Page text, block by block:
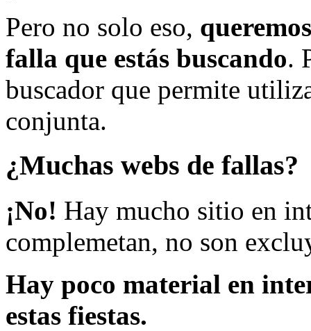
Pero no solo eso,
falla que estás buscando.
buscador que permite
conjunta.
¿Muchas webs de fallas?
¡No! Hay mucho sitio en
complemetan, no son
Hay poco material en
estas fiestas.